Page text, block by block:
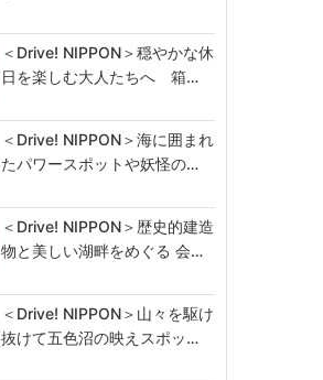
＜Drive! NIPPON＞穏やかな休
日を楽しむ大人たちへ 箱…
＜Drive! NIPPON＞海に囲まれ
たパワースポットや妖怪の…
＜Drive! NIPPON＞歴史的建造
物と美しい湖畔をめぐる 会…
＜Drive! NIPPON＞山々を駆け
抜けて五色沼の映えスポッ…